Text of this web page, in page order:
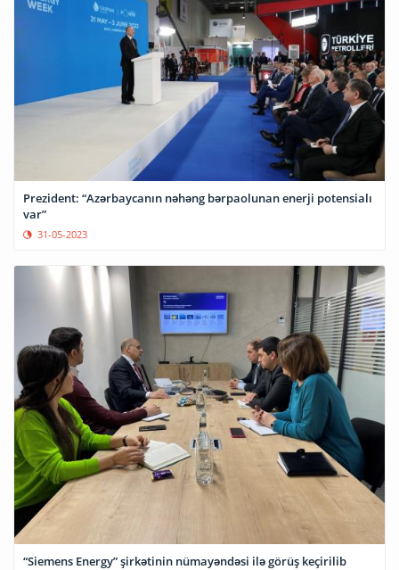
Prezident: “Azərbaycanın nəhəng bərpaolunan enerji potensialı
var”
31-05-2023
“Siemens Energy” şirkətinin nümayəndəsi ilə görüş keçirilib